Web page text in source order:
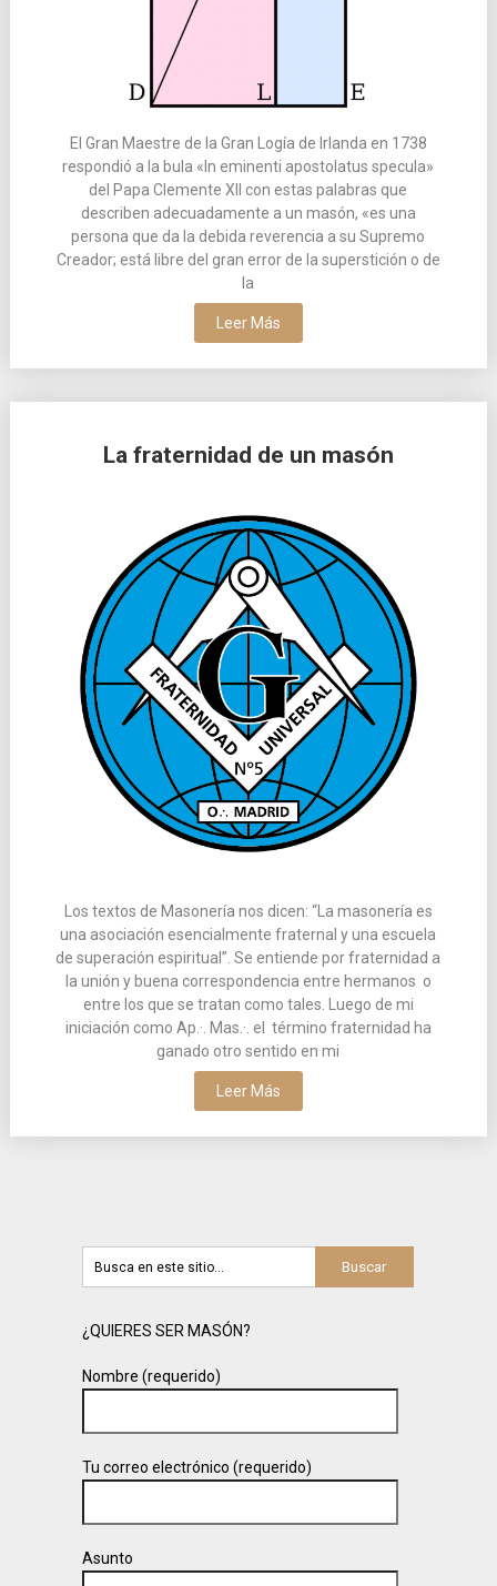
El Gran Maestre de la Gran Logía de Irlanda en 1738
respondió a la bula «In eminenti apostolatus specula»
del Papa Clemente XII con estas palabras que
describen adecuadamente a un masón, «es una
persona que da la debida reverencia a su Supremo
Creador; está libre del gran error de la superstición o de
la
Leer Más
La fraternidad de un masón
Los textos de Masonería nos dicen: “La masonería es
una asociación esencialmente fraternal y una escuela
de superación espiritual”. Se entiende por fraternidad a
la unión y buena correspondencia entre hermanos o
entre los que se tratan como tales. Luego de mi
iniciación como Ap.·. Mas.·. el término fraternidad ha
ganado otro sentido en mi
Leer Más
¿QUIERES SER MASÓN?
Nombre (requerido)
Tu correo electrónico (requerido)
Asunto